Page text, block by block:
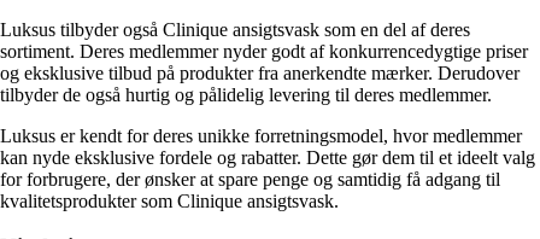
Luksus tilbyder også Clinique ansigtsvask som en del af deres
sortiment. Deres medlemmer nyder godt af konkurrencedygtige priser
og eksklusive tilbud på produkter fra anerkendte mærker. Derudover
tilbyder de også hurtig og pålidelig levering til deres medlemmer.
Luksus er kendt for deres unikke forretningsmodel, hvor medlemmer
kan nyde eksklusive fordele og rabatter. Dette gør dem til et ideelt valg
for forbrugere, der ønsker at spare penge og samtidig få adgang til
kvalitetsprodukter som Clinique ansigtsvask.